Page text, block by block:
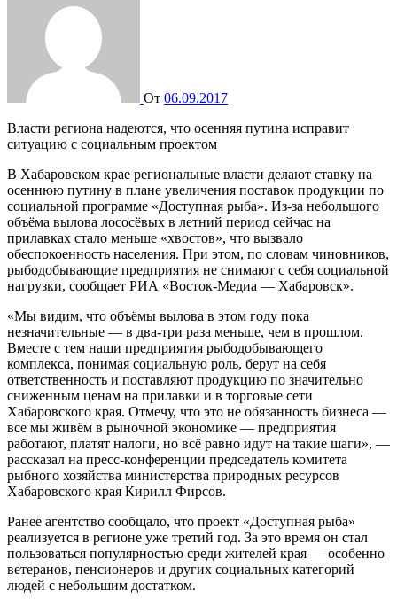
От 06.09.2017
Власти региона надеются, что осенняя путина исправит
ситуацию с социальным проектом
В Хабаровском крае региональные власти делают ставку на
осеннюю путину в плане увеличения поставок продукции по
социальной программе «Доступная рыба». Из-за небольшого
объёма вылова лососёвых в летний период сейчас на
прилавках стало меньше «хвостов», что вызвало
обеспокоенность населения. При этом, по словам чиновников,
рыбодобывающие предприятия не снимают с себя социальной
нагрузки, сообщает РИА «Восток-Медиа — Хабаровск».
«Мы видим, что объёмы вылова в этом году пока
незначительные — в два-три раза меньше, чем в прошлом.
Вместе с тем наши предприятия рыбодобывающего
комплекса, понимая социальную роль, берут на себя
ответственность и поставляют продукцию по значительно
сниженным ценам на прилавки и в торговые сети
Хабаровского края. Отмечу, что это не обязанность бизнеса —
все мы живём в рыночной экономике — предприятия
работают, платят налоги, но всё равно идут на такие шаги», —
рассказал на пресс-конференции председатель комитета
рыбного хозяйства министерства природных ресурсов
Хабаровского края Кирилл Фирсов.
Ранее агентство сообщало, что проект «Доступная рыба»
реализуется в регионе уже третий год. За это время он стал
пользоваться популярностью среди жителей края — особенно
ветеранов, пенсионеров и других социальных категорий
людей с небольшим достатком.